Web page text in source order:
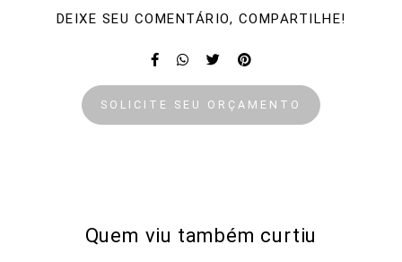
DEIXE SEU COMENTÁRIO, COMPARTILHE!
SOLICITE SEU ORÇAMENTO
Quem viu também curtiu